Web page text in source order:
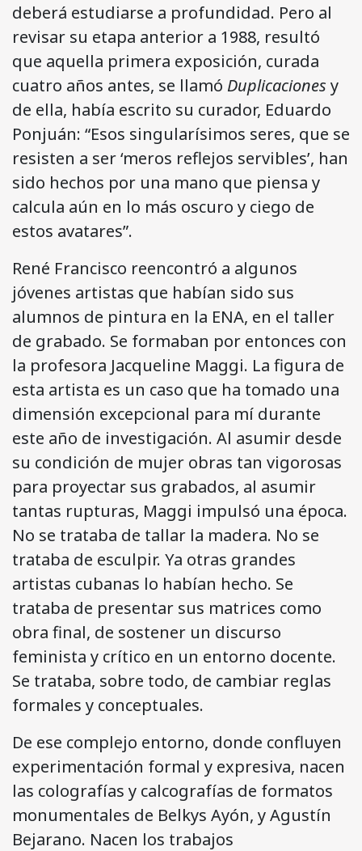
deberá estudiarse a profundidad. Pero al
revisar su etapa anterior a 1988, resultó
que aquella primera exposición, curada
cuatro años antes, se llamó Duplicaciones y
de ella, había escrito su curador, Eduardo
Ponjuán: “Esos singularísimos seres, que se
resisten a ser ‘meros reflejos servibles’, han
sido hechos por una mano que piensa y
calcula aún en lo más oscuro y ciego de
estos avatares”.
René Francisco reencontró a algunos
jóvenes artistas que habían sido sus
alumnos de pintura en la ENA, en el taller
de grabado. Se formaban por entonces con
la profesora Jacqueline Maggi. La figura de
esta artista es un caso que ha tomado una
dimensión excepcional para mí durante
este año de investigación. Al asumir desde
su condición de mujer obras tan vigorosas
para proyectar sus grabados, al asumir
tantas rupturas, Maggi impulsó una época.
No se trataba de tallar la madera. No se
trataba de esculpir. Ya otras grandes
artistas cubanas lo habían hecho. Se
trataba de presentar sus matrices como
obra final, de sostener un discurso
feminista y crítico en un entorno docente.
Se trataba, sobre todo, de cambiar reglas
formales y conceptuales.
De ese complejo entorno, donde confluyen
experimentación formal y expresiva, nacen
las colografías y calcografías de formatos
monumentales de Belkys Ayón, y Agustín
Bejarano. Nacen los trabajos